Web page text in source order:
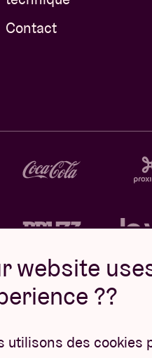
Contact
website
??
utilisons des cookies